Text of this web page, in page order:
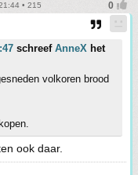
• 215
schreef AnneX het
volkoren brood
ook daar.